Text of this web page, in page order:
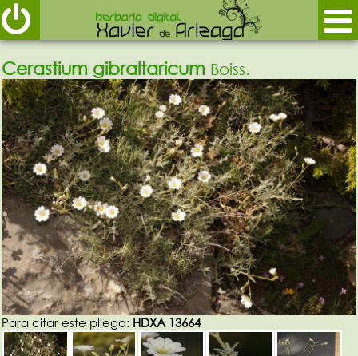
Cerastium gibraltaricum Boiss.
Para citar este pliego: HDXA 13664